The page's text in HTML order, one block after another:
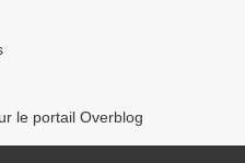
le portail Overblog